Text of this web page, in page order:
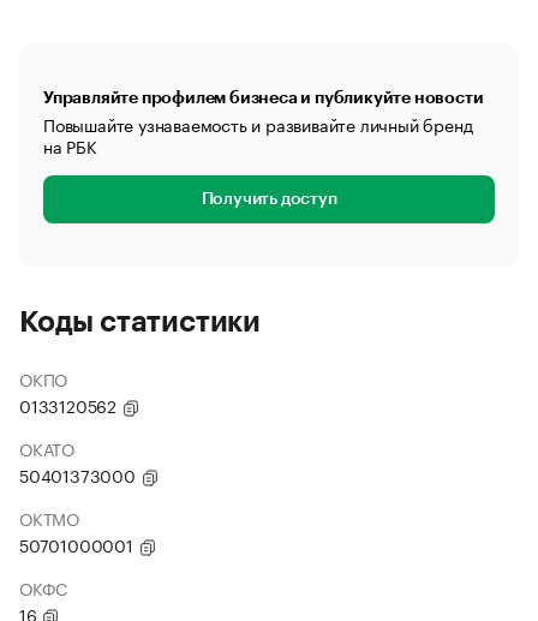
Управляйте профилем бизнеса и публикуйте новости
Повышайте узнаваемость и развивайте личный бренд
на РБК
Получить доступ
Коды статистики
ОКПО
0133120562
ОКАТО
50401373000
ОКТМО
50701000001
ОКФС
16